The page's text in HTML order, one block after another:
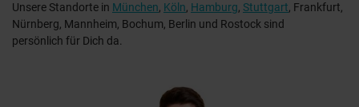
Unsere Standorte in München, Köln, Hamburg, Stuttgart, Frankfurt,
Nürnberg, Mannheim, Bochum, Berlin und Rostock sind
persönlich für Dich da.